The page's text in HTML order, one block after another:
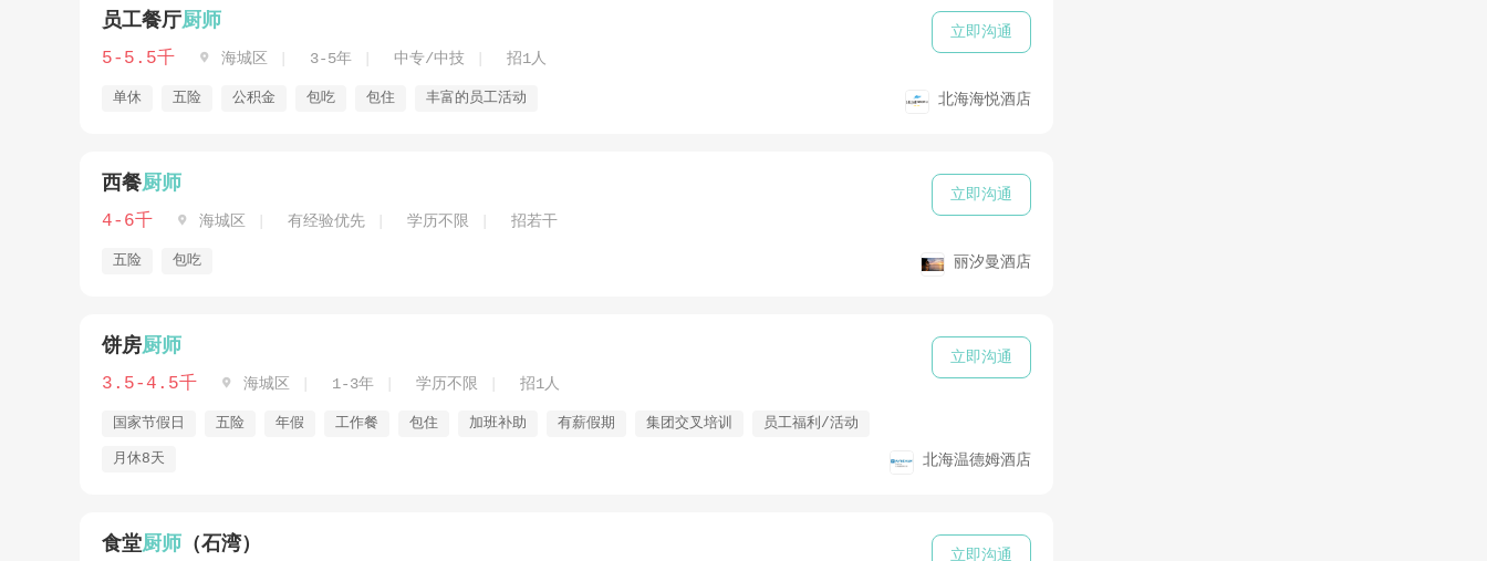
员工餐厅厨师
5-5.5千  海城区 3-5年 中专/中技 招1人
单休 五险 公积金 包吃 包住 丰富的员工活动
立即沟通
北海海悦酒店
西餐厨师
4-6千  海城区 有经验优先 学历不限 招若干
五险 包吃
立即沟通
丽汐曼酒店
饼房厨师
3.5-4.5千  海城区 1-3年 学历不限 招1人
国家节假日 五险 年假 工作餐 包住 加班补助 有薪假期 集团交叉培训 员工福利/活动
月休8天
立即沟通
北海温德姆酒店
食堂厨师 （石湾） 立即沟通